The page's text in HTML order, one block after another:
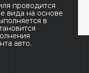
проводится
вида на основе
в
авто.